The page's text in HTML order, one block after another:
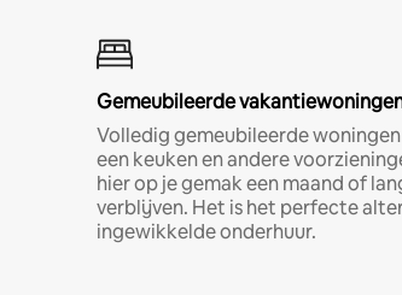
Gemeubileerde
Volledig gemeubileerde
een keuken en andere
hier op je gemak een maand of
verblijven. Het is het perfecte
ingewikkelde onderhuur.